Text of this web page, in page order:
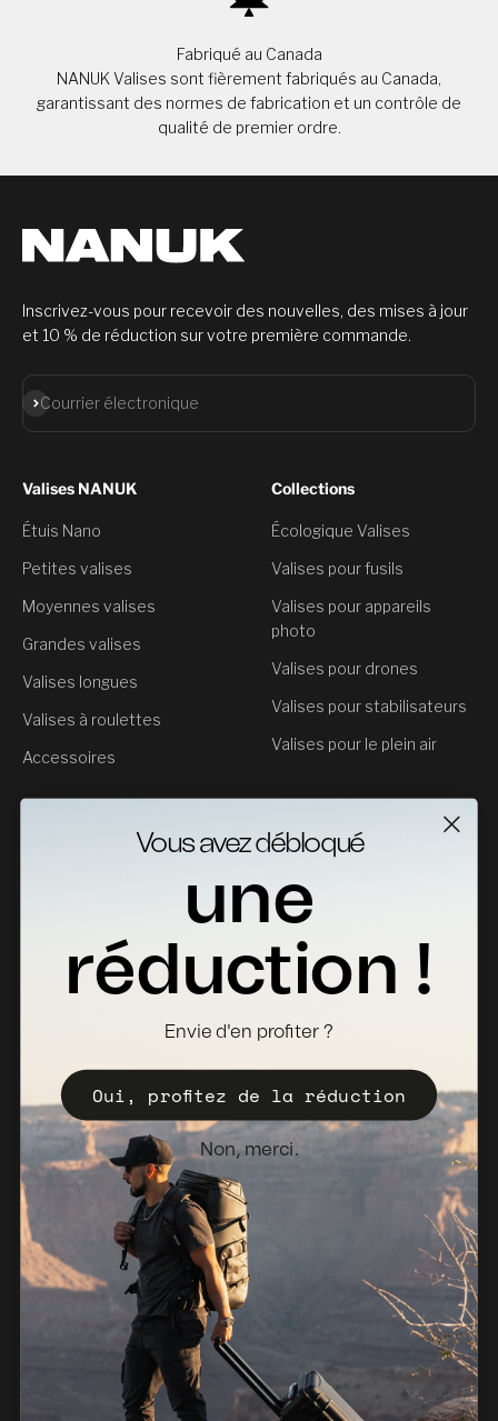
Fabriqué au Canada
NANUK Valises sont fièrement fabriqués au Canada,
garantissant des normes de fabrication et un contrôle de
qualité de premier ordre.
Inscrivez-vous pour recevoir des nouvelles, des mises à jour
et 10 % de réduction sur votre première commande.
Courrier électronique
S'abonner
Valises NANUK
Étuis Nano
Petites valises
Moyennes valises
Grandes valises
Valises longues
Valises à roulettes
Accessoires
Collections
Écologique Valises
Valises pour fusils
Valises pour appareils
photo
Valises pour drones
Valises pour stabilisateurs
Valises pour le plein air
Fiches Techniques
Où acheter
Politique de vente
Bulletin d'information
Pays-Bas (EUR €)
Vous avez débloqué
une
réduction !
Envie d'en profiter ?
Oui, profitez de la réduction
Non, merci.